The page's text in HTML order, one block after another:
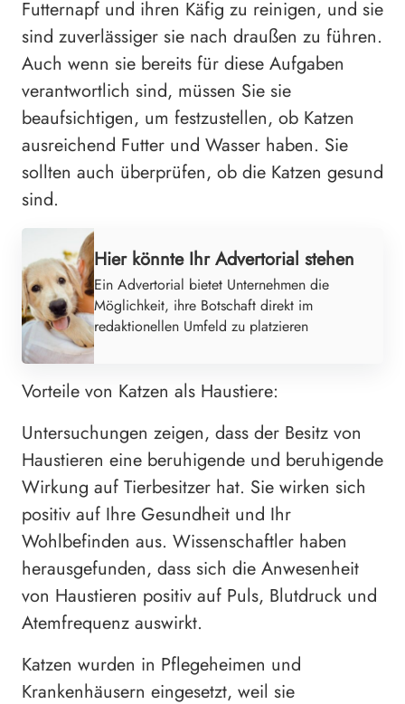
Futternapf und ihren Käfig zu reinigen, und sie
sind zuverlässiger sie nach draußen zu führen.
Auch wenn sie bereits für diese Aufgaben
verantwortlich sind, müssen Sie sie
beaufsichtigen, um festzustellen, ob Katzen
ausreichend Futter und Wasser haben. Sie
sollten auch überprüfen, ob die Katzen gesund
sind.
Hier könnte Ihr Advertorial stehen
Ein Advertorial bietet Unternehmen die
Möglichkeit, ihre Botschaft direkt im
redaktionellen Umfeld zu platzieren
Vorteile von Katzen als Haustiere:
Untersuchungen zeigen, dass der Besitz von
Haustieren eine beruhigende und beruhigende
Wirkung auf Tierbesitzer hat. Sie wirken sich
positiv auf Ihre Gesundheit und Ihr
Wohlbefinden aus. Wissenschaftler haben
herausgefunden, dass sich die Anwesenheit
von Haustieren positiv auf Puls, Blutdruck und
Atemfrequenz auswirkt.
Katzen wurden in Pflegeheimen und
Krankenhäusern eingesetzt, weil sie